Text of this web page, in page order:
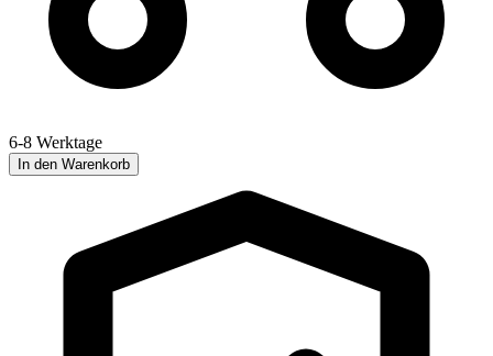
6-8 Werktage
In den Warenkorb